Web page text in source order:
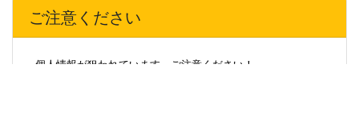
てください。